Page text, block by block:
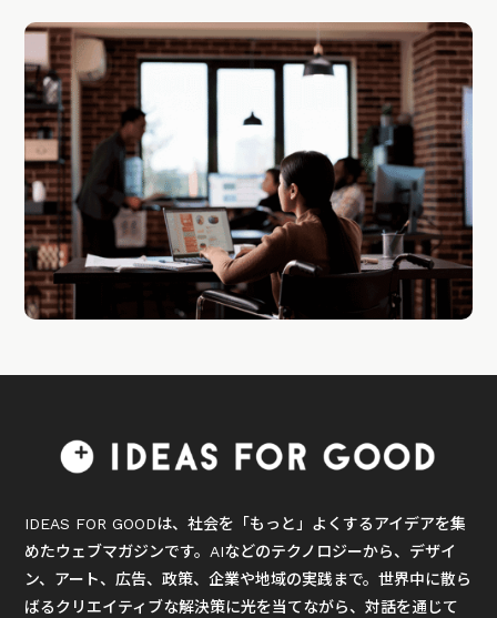
IDEAS FOR GOODは、社会を「もっと」よくするアイデアを集
めたウェブマガジンです。AIなどのテクノロジーから、デザイ
ン、アート、広告、政策、企業や地域の実践まで。世界中に散ら
ばるクリエイティブな解決策に光を当てながら、対話を通じて